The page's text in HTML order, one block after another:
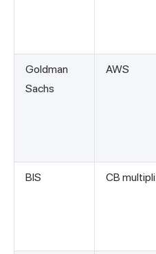
Goldman
Sachs
AWS
BIS CB multipli